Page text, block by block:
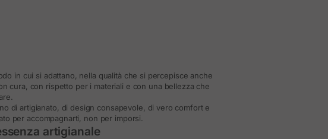
in cui si adattano, nella qualità che si percepisce anche
cura, con rispetto per i materiali e con una bellezza che
di artigianato, di design consapevole, di vero comfort e
per accompagnarti, non per imporsi.
artigianale